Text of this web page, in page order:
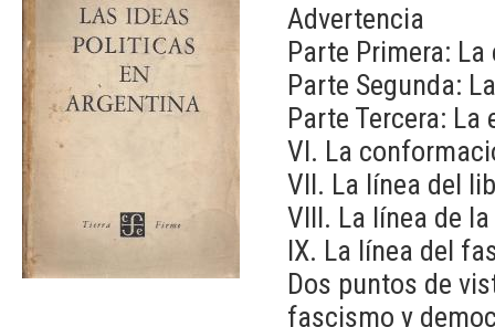
Advertencia
Parte Primera:
Parte Segunda:
Parte Tercera: La
VI. La
VII. La línea del
VIII. La línea de
IX. La línea del
Dos puntos de
fascismo y